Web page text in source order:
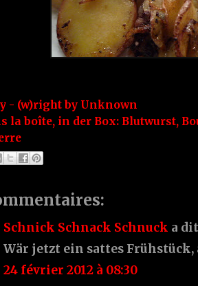
- (w)right by Unknown
la boîte, in der Box: Blutwurst,
Schnick Schnack Schnuck a
Wär jetzt ein sattes Frühstück,
24 février 2012 à 08:30